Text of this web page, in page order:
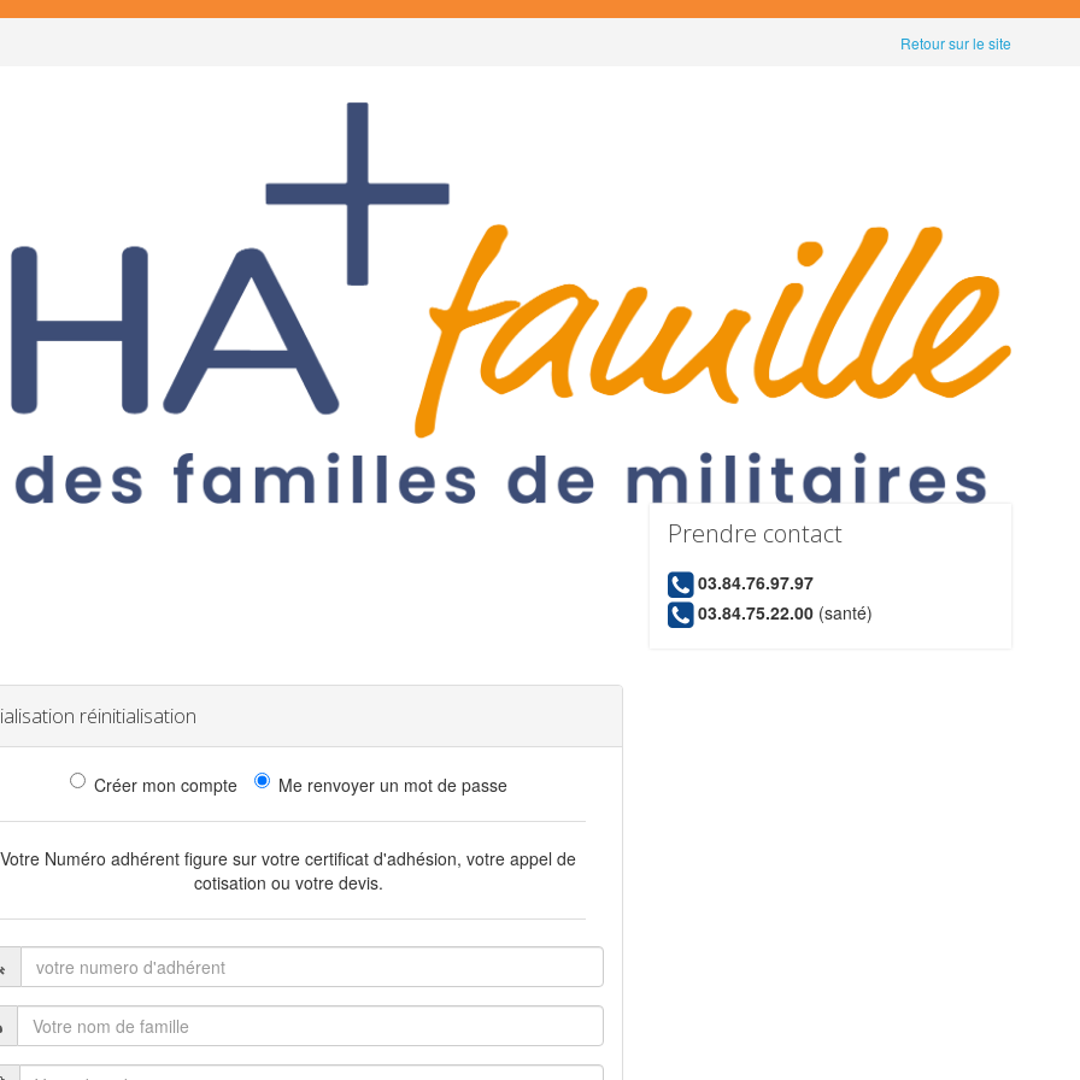
Retour sur le site
Prendre contact
03.84.76.97.97
03.84.75.22.00 (santé)
réinitialisation
Créer mon compte Me renvoyer un mot de passe
Votre Numéro adhérent figure sur votre certificat d'adhésion, votre appel de
cotisation ou votre devis.